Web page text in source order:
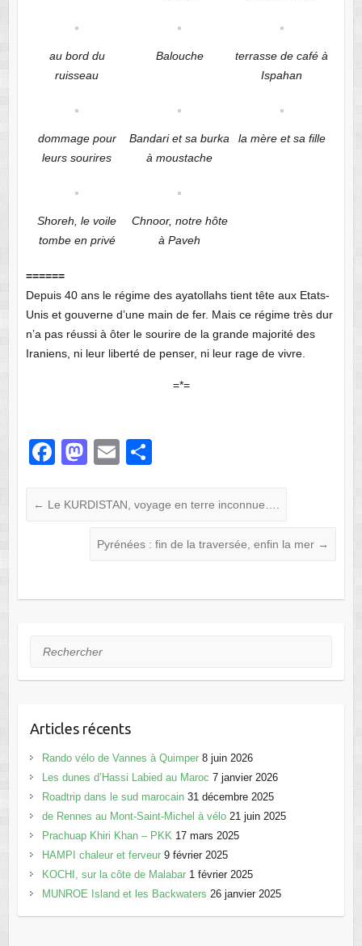
au bord du
ruisseau
Balouche
terrasse de café à
Ispahan
dommage pour
leurs sourires
Bandari et sa burka
à moustache
la mère et sa fille
Shoreh, le voile
tombe en privé
Chnoor, notre hôte
à Paveh
======
Depuis 40 ans le régime des ayatollahs tient tête aux Etats-
Unis et gouverne d’une main de fer. Mais ce régime très dur
n’a pas réussi à ôter le sourire de la grande majorité des
Iraniens, ni leur liberté de penser, ni leur rage de vivre.
=*=
F
c
o
M
st
d
n
E
ail ta
er
← Le KURDISTAN, voyage en terre inconnue….
Pyrénées : fin de la traversée, enfin la mer →
Rechercher
Articles récents
Rando vélo de Vannes à Quimper 8 juin 2026
Les dunes d’Hassi Labied au Maroc 7 janvier 2026
Roadtrip dans le sud marocain 31 décembre 2025
de Rennes au Mont-Saint-Michel à vélo 21 juin 2025
Prachuap Khiri Khan – PKK 17 mars 2025
HAMPI chaleur et ferveur 9 février 2025
KOCHI, sur la côte de Malabar 1 février 2025
MUNROE Island et les Backwaters 26 janvier 2025